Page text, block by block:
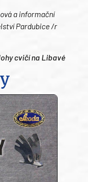
a informační
Pardubice /r
cvičí na Libavé